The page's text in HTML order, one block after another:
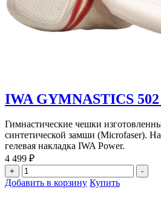
IWA GYMNASTICS
Гимнастические чешки
синтетической замши (Microfaser).
гелевая накладка IWA Power.
4 499 ₽
+
Количество
товара
-
Добавить в корзину Купить